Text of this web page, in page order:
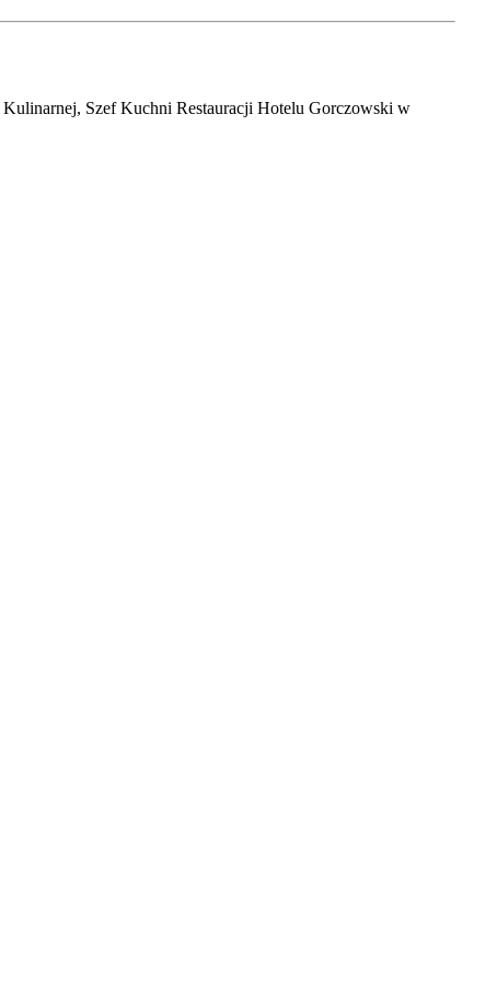
Szef Kuchni Restauracji Hotelu Gorczowski w